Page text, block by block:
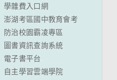
學雜費入口網
澎湖考區國中教育會考
防治校園霸凌專區
圖書資訊查詢系統
電子書平台
自主學習雲端學院